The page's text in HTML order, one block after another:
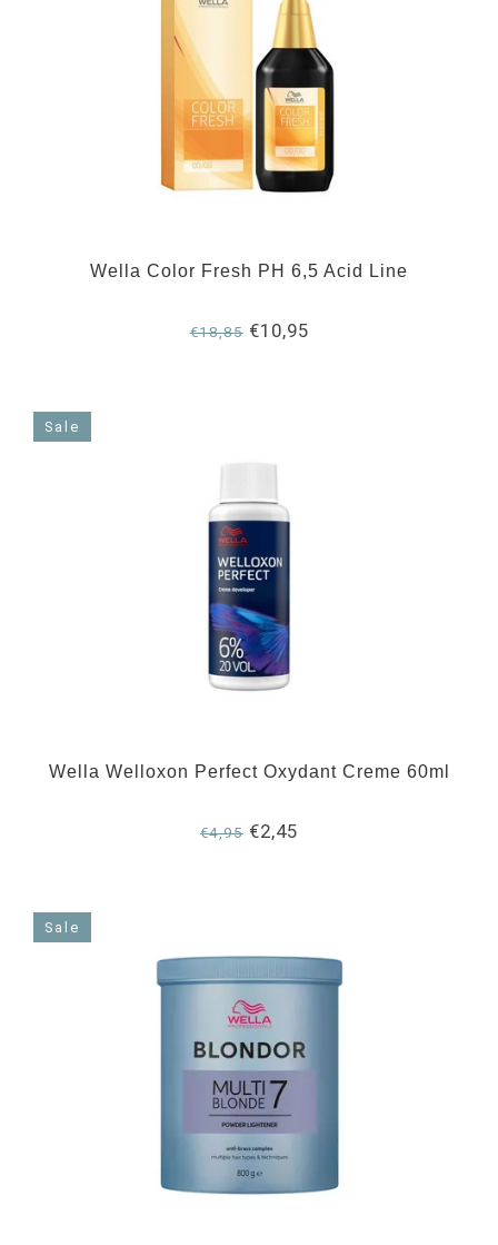
Wella Color Fresh PH 6,5 Acid Line
€18,85€10,95
Sale
Wella Welloxon Perfect Oxydant Creme 60ml
€4,95 €2,45
Sale